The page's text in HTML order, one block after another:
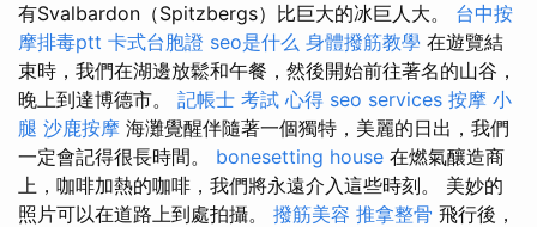
有Svalbardon（Spitzbergs）比巨大的冰巨人大。 台中按
摩排毒ptt 卡式台胞證 seo是什么 身體撥筋教學 在遊覽結
束時，我們在湖邊放鬆和午餐，然後開始前往著名的山谷，
晚上到達博德市。 記帳士 考試 心得 seo services 按摩 小
腿 沙鹿按摩 海灘覺醒伴隨著一個獨特，美麗的日出，我們
一定會記得很長時間。 bonesetting house 在燃氣釀造商
上，咖啡加熱的咖啡，我們將永遠介入這些時刻。 美妙的
照片可以在道路上到處拍攝。 撥筋美容 推拿整骨 飛行後，